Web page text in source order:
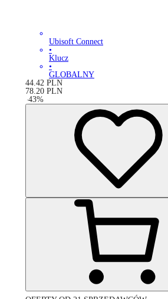
Ubisoft Connect
•
Klucz
•
GLOBALNY
44.42 PLN
78.20 PLN
-43%